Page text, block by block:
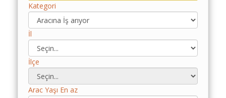
Hesaplama
Kredili
Maliyet
Hesaplama
Kategori
İl
İlçe
Arac Yaşı En az